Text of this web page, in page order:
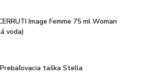
Image Femme 75 ml Woman
voda)
taška Stella